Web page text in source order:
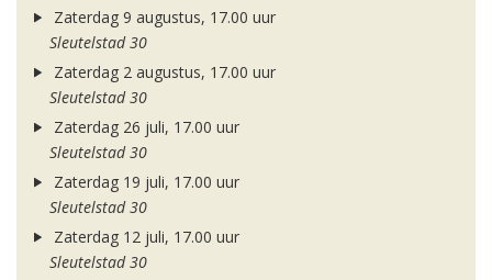
Zaterdag 9 augustus, 17.00 uur
Sleutelstad 30
Zaterdag 2 augustus, 17.00 uur
Sleutelstad 30
Zaterdag 26 juli, 17.00 uur
Sleutelstad 30
Zaterdag 19 juli, 17.00 uur
Sleutelstad 30
Zaterdag 12 juli, 17.00 uur
Sleutelstad 30